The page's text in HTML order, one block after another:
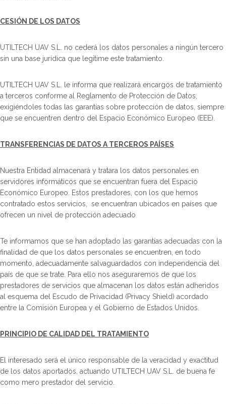
CESIÓN DE LOS DATOS
UTILTECH UAV S.L. no cederá los datos personales a ningún tercero
sin una base jurídica que legitime este tratamiento.
UTILTECH UAV S.L. le informa que realizará encargos de tratamiento
a terceros conforme al Reglamento de Protección de Datos,
exigiéndoles todas las garantías sobre protección de datos, siempre
que se encuentren dentro del Espacio Económico Europeo (EEE).
TRANSFERENCIAS DE DATOS A TERCEROS PAÍSES
Nuestra Entidad almacenará y tratara los datos personales en
servidores informáticos que se encuentran fuera del Espacio
Económico Europeo. Estos prestadores, con los que hemos
contratado estos servicios, se encuentran ubicados en países que
ofrecen un nivel de protección adecuado
Te informamos que se han adoptado las garantías adecuadas con la
finalidad de que los datos personales se encuentren, en todo
momento, adecuadamente salvaguardados con independencia del
país de que se trate. Para ello nos aseguraremos de que los
prestadores de servicios que almacenan los datos están adheridos
al esquema del Escudo de Privacidad (Privacy Shield) acordado
entre la Comisión Europea y el Gobierno de Estados Unidos.
PRINCIPIO DE CALIDAD DEL TRATAMIENTO
El interesado será el único responsable de la veracidad y exactitud
de los datos aportados, actuando UTILTECH UAV S.L. de buena fe
como mero prestador del servicio.